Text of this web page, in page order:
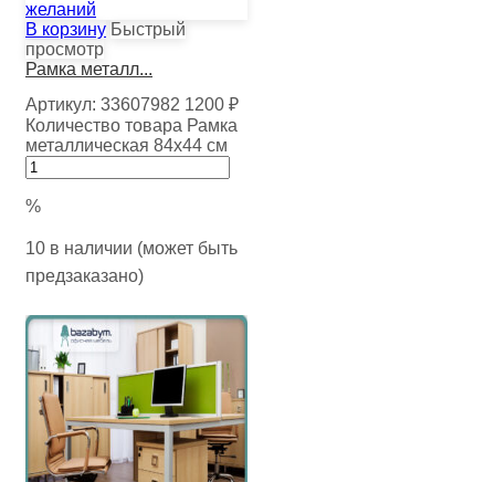
желаний
В корзину Быстрый
просмотр
Рамка металл...
Артикул: 33607982 1200 ₽
Количество товара Рамка
металлическая 84х44 см
%
10 в наличии (может быть
предзаказано)